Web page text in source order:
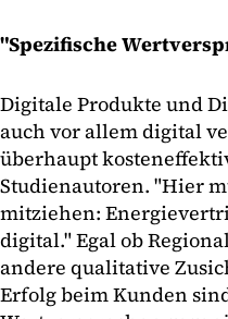
"Spezifische
Digitale Produkte und
auch vor allem digital
überhaupt
Studienautoren. "Hier
mitziehen:
digital." Egal ob
andere qualitative
Erfolg beim Kunden